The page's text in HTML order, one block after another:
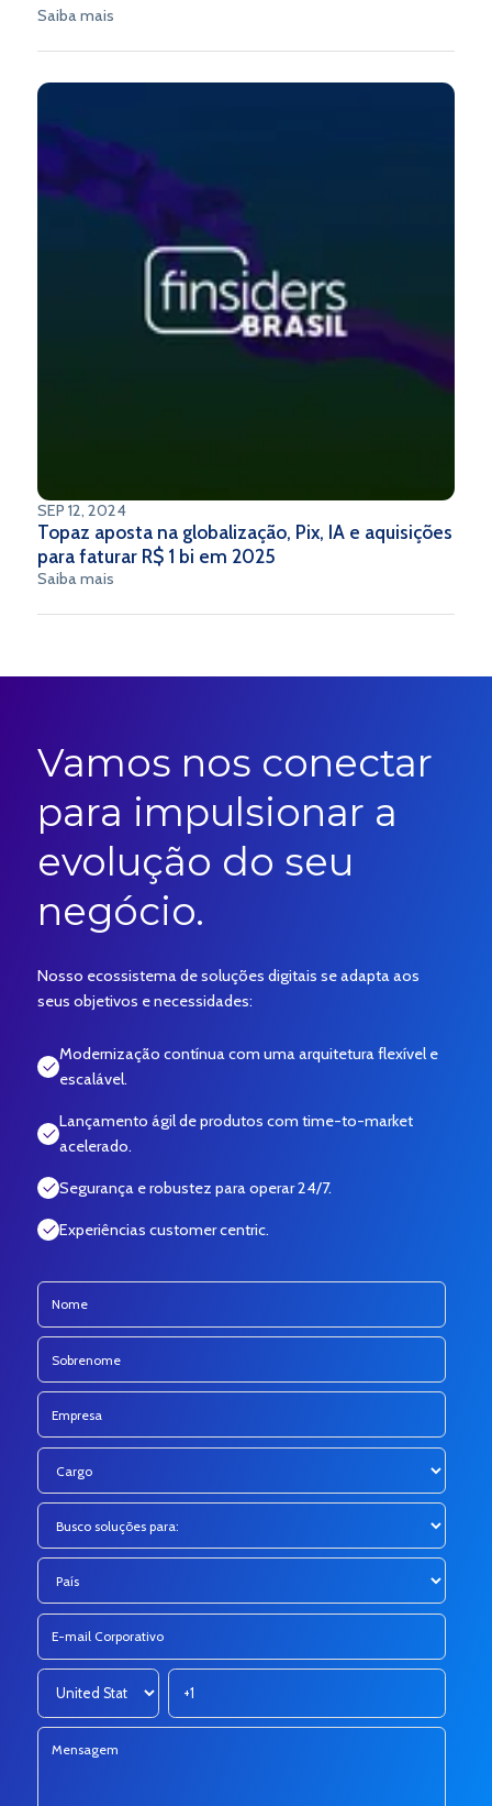
Saiba mais
SEP 12, 2024
Topaz aposta na globalização, Pix, IA e aquisições
para faturar R$ 1 bi em 2025
Saiba mais
Vamos nos conectar
para impulsionar a
evolução do seu
negócio.
Nosso ecossistema de soluções digitais se adapta aos
seus objetivos e necessidades:
Modernização contínua com uma arquitetura flexível e
escalável.
Lançamento ágil de produtos com time-to-market
acelerado.
Segurança e robustez para operar 24/7.
Experiências customer centric.